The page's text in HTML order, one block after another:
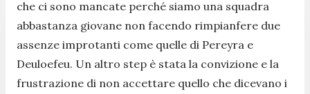
che ci sono mancate perché siamo una squadra
abbastanza giovane non facendo rimpianfere due
assenze improtanti come quelle di Pereyra e
Deuloefeu. Un altro step è stata la convizione e la
frustrazione di non accettare quello che dicevano i